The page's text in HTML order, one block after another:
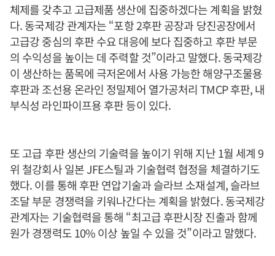
체제를 갖추고 고급제품 생산에 집중하겠다는 계획을 밝혔
다. 동국제강 관계자는 “포항 2후판 공장과 당진공장에서
고급강 중심의 후판 수요 대응에 보다 집중하고 후판 부문
의 수익성을 높이는 데 주력할 것”이라고 말했다. 동국제강
이 생산하는 품목에 극저온에서 사용 가능한 해양구조물용
후판과 조선용 온라인 정밀제어 열가공처리 TMCP 후판, 내
부식성 라인파이프용 후판 등이 있다.
또 고급 후판 생산의 기술력을 높이기 위해 지난 1월 세계 9
위 철강회사 일본 JFE스틸과 기술협력 협정을 체결하기도
했다. 이를 통해 후판 연압기술과 슬라브 소재설계, 슬라브
조달 부문 경쟁력을 키워나간다는 계획을 밝혔다. 동국제강
관계자는 기술협력을 통해 “최고급 후판시장 진출과 함께
원가 경쟁력도 10% 이상 높일 수 있을 것”이라고 말했다.